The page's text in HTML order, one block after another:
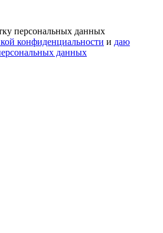
персональных данных
конфиденциальности и даю
данных